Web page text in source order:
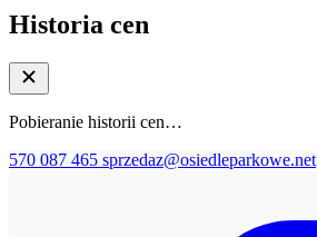
Historia cen
Pobieranie historii cen…
570 087 465 sprzedaz@osiedleparkowe.net